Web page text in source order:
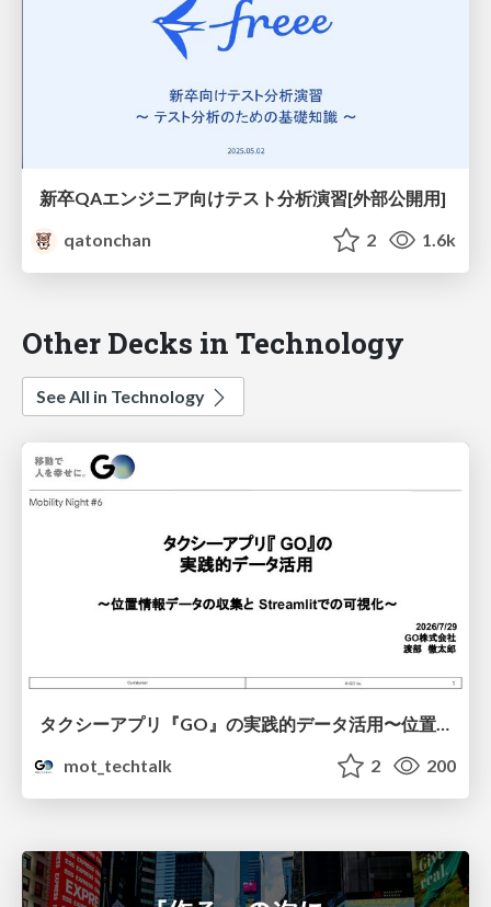
新卒QAエンジニア向けテスト分析演習[外部公開用]
qatonchan
2 1.6k
Other Decks in Technology
See All in Technology
タクシーアプリ『GO』の実践的データ活用〜位置情報データの収集とStreamlitでの可視化〜
mot_techtalk
2 200